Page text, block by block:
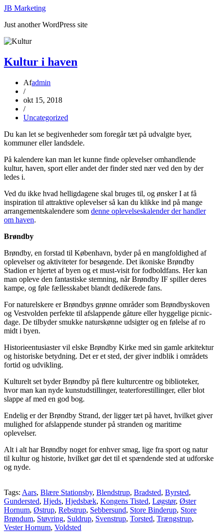
JB Marketing
Just another WordPress site
Kultur i haven
Afadmin
/
okt 15, 2018
/
Uncategorized
Du kan let se begivenheder som foregår tæt på udvalgte byer,
kommuner eller landsdele.
På kalendere kan man let kunne finde oplevelser omhandlende
kultur, haven, sport eller andet der finder sted nær ved den by der
ledes i.
Ved du ikke hvad helligdagene skal bruges til, og ønsker I at få
inspiration til attraktive oplevelser så kan du klikke ind på mange
arrangementskalendere som denne oplevelseskalender der handler
om haven.
Brøndby
Brøndby, en forstad til København, byder på en mangfoldighed af
oplevelser og aktiviteter for besøgende. Det ikoniske Brøndby
Stadion er hjertet af byen og et must-visit for fodboldfans. Her kan
man opleve den fantastiske stemning, når Brøndby IF spiller deres
kampe, og føle fællesskabet blandt dedikerede fans.
For naturelskere er Brøndbys grønne områder som Brøndbyskoven
og Vestvolden perfekte til afslappende gåture eller hyggelige picnic-
dage. De tilbyder smukke naturskønne udsigter og en følelse af ro
midt i byen.
Historieentusiaster vil elske Brøndby Kirke med sin gamle arkitektur
og historiske betydning. Det er et sted, der giver indblik i områdets
fortid og udvikling.
Kulturelt set byder Brøndby på flere kulturcentre og biblioteker,
hvor man kan nyde kunstudstillinger, teaterforestillinger, eller blot
slappe af med en god bog.
Endelig er der Brøndby Strand, der ligger tæt på havet, hvilket giver
mulighed for afslappende stunder på stranden og maritime
oplevelser.
Alt i alt har Brøndby noget for enhver smag, lige fra sport og natur
til kultur og historie, hvilket gør det til et spændende sted at udforske
og nyde.
Tags: Aars, Blære Stationsby, Blendstrup, Bradsted, Byrsted,
Gundersted, Hjeds, Hjedsbæk, Kongens Tisted, Løgstør, Øster
Hornum, Østrup, Rebstrup, Sebbersund, Store Binderup, Store
Brøndum, Støvring, Suldrup, Svenstrup, Torsted, Trængstrup,
Vester Hornum, Voldsted